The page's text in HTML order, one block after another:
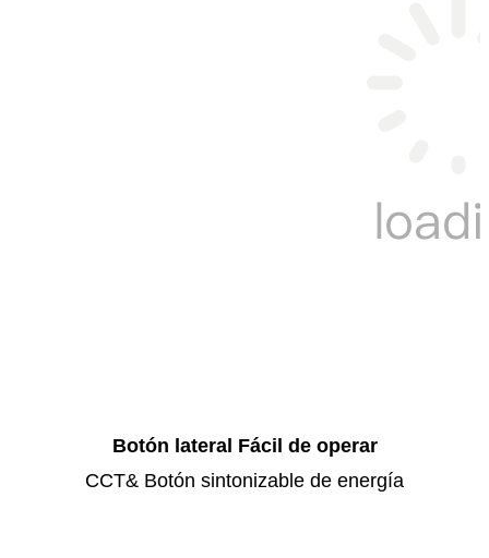
Botón lateral Fácil de operar
CCT& Botón sintonizable de energía